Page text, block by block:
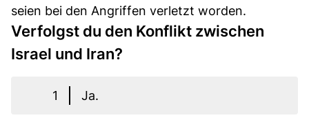
seien bei den Angriffen verletzt worden.
Verfolgst du den Konflikt zwischen
Israel und Iran?
1 Ja.